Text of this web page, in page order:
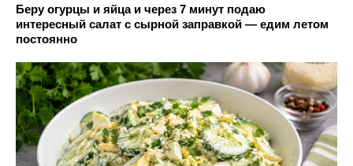
Беру огурцы и яйца и через 7 минут подаю
интересный салат с сырной заправкой — едим летом
постоянно